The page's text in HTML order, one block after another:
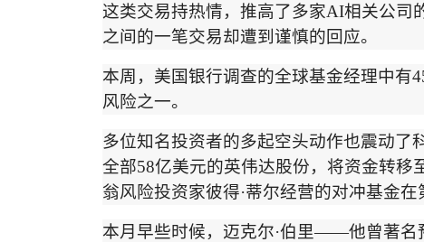
这类交易持热情，推高了多家AI相关公司
之间的一笔交易却遭到谨慎的回应。
本周，美国银行调查的全球基金经理中有
风险之一。
多位知名投资者的多起空头动作也震动了
全部58亿美元的英伟达股份，将资金转移
翁风险投资家彼得·蒂尔经营的对冲基金在
本月早些时候，迈克尔·伯里——他曾著名